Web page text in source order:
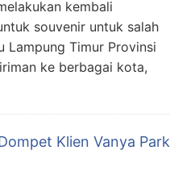
kembali
souvenir untuk salah
Lampung Timur Provinsi
ke berbagai kota,
Klien Vanya Park